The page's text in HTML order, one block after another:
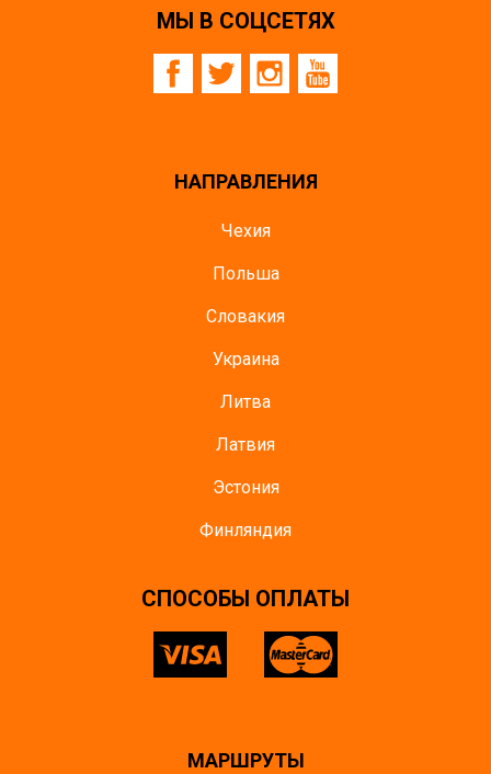
МЫ В СОЦСЕТЯХ
НАПРАВЛЕНИЯ
Чехия
Польша
Словакия
Украина
Литва
Латвия
Эстония
Финляндия
CПОСОБЫ ОПЛАТЫ
МАРШРУТЫ